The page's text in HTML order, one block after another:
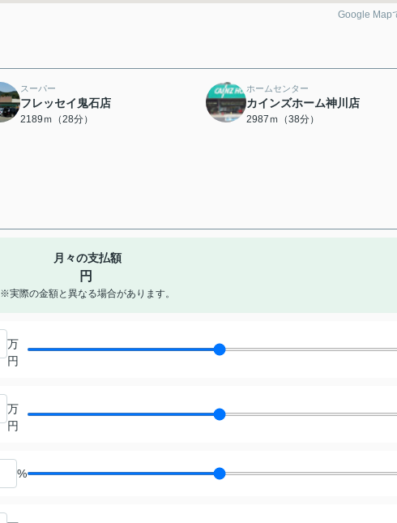
Google Map
スーパー
フレッセイ鬼石店
2189ｍ（28分）
ホームセンター
カインズホーム神川店
2987ｍ（38分）
月々の支払額
円
※実際の金額と異なる場合があります。
万
円
万
円
%